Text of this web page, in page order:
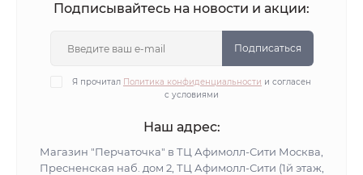
Подписывайтесь на новости и акции:
Подписаться
Я прочитал Политика конфиденциальности и согласен
с условиями
Наш адрес:
Магазин "Перчаточка" в ТЦ Афимолл-Сити Москва,
Пресненская наб. дом 2, ТЦ Афимолл-Сити (1й этаж,